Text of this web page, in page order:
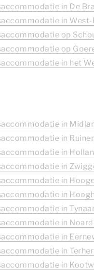
in De
in
op
op
in het
in
in
in
in
in
in
in
in
in
in
in